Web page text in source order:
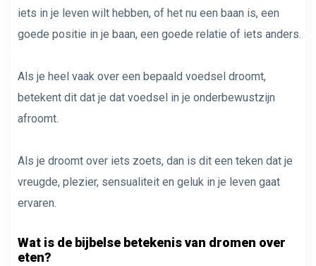
iets in je leven wilt hebben, of het nu een baan is, een
goede positie in je baan, een goede relatie of iets anders.
Als je heel vaak over een bepaald voedsel droomt,
betekent dit dat je dat voedsel in je onderbewustzijn
afroomt.
Als je droomt over iets zoets, dan is dit een teken dat je
vreugde, plezier, sensualiteit en geluk in je leven gaat
ervaren.
Wat is de bijbelse betekenis van dromen over
eten?